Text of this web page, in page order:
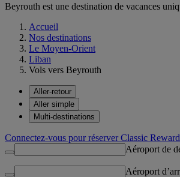
Beyrouth est une destination de vacances
Accueil
Nos destinations
Le Moyen-Orient
Liban
Vols vers Beyrouth
Aller-retour
Aller simple
Multi-destinations
Connectez-vous pour réserver Classic
Aéroport de
Aéroport